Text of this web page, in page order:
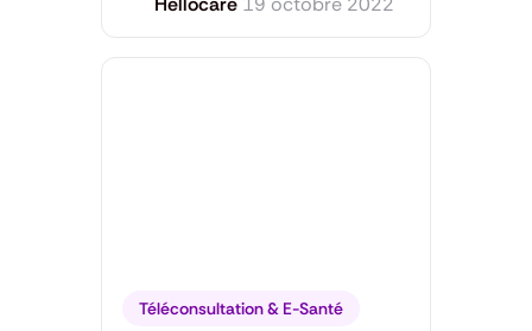
Téléconsultation & E-Santé